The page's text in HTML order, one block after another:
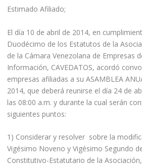
Estimado Afiliado;
El día 10 de abril de 2014, en
Duodécimo de los Estatutos de la
de la Cámara Venezolana de Empresas
Información, CAVEDATOS, acordó
empresas afiliadas a su ASAMBLEA
2014, que deberá reunirse el día 24 de
las 08:00 a.m. y durante la cual serán
siguientes puntos:
1) Considerar y resolver sobre la
Vigésimo Noveno y Vigésimo Segundo
Constitutivo-Estatutario de la